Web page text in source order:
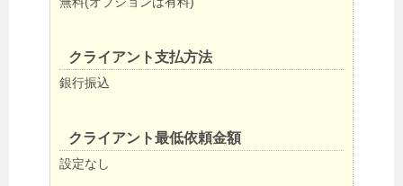
クライアント支払方法
銀行振込
クライアント最低依頼金額
設定なし